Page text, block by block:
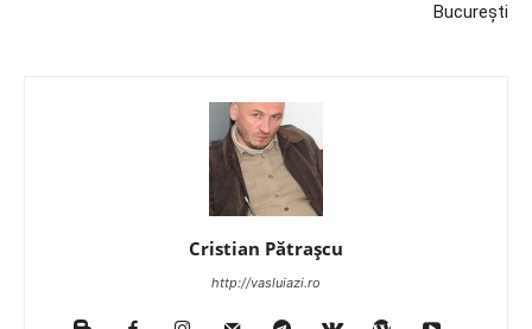
București
Cristian Pătrașcu
http://vasluiazi.ro